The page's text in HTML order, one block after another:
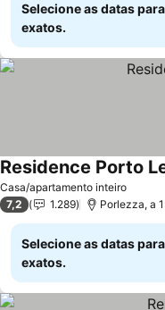
Selecione as datas
exatos.
Casa/apartamento inteiro
Residence Porto
7,2 1.289 Porlezza, a
Selecione as datas
exatos.